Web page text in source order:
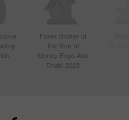
Forex Broker of
the Year at
Money Expo Abu
Dhabi 2025